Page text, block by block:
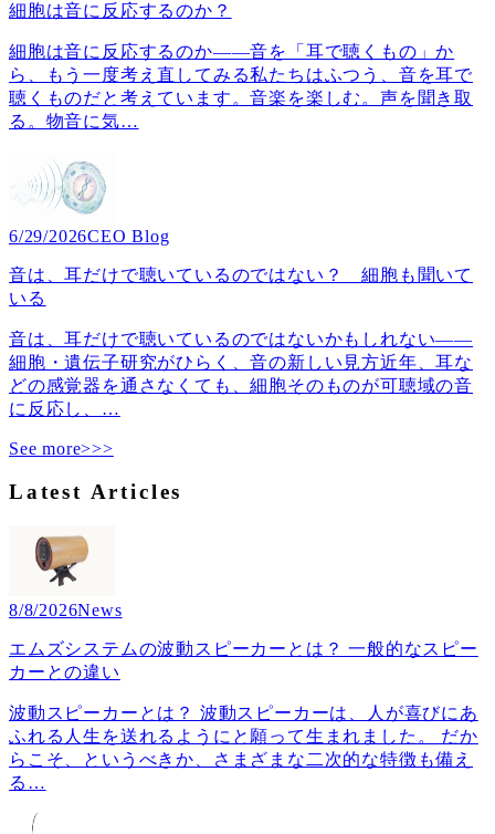
細胞は音に反応するのか？
細胞は音に反応するのか――音を「耳で聴くもの」か
ら、もう一度考え直してみる私たちはふつう、音を耳で
聴くものだと考えています。音楽を楽しむ。声を聞き取
る。物音に気…
6/29/2026CEO Blog
音は、耳だけで聴いているのではない？ 細胞も聞いて
いる
音は、耳だけで聴いているのではないかもしれない――
細胞・遺伝子研究がひらく、音の新しい見方近年、耳な
どの感覚器を通さなくても、細胞そのものが可聴域の音
に反応し、 …
See more>>>
Latest Articles
8/8/2026News
エムズシステムの波動スピーカーとは？ 一般的なスピー
カーとの違い
波動スピーカーとは？ 波動スピーカーは、人が喜びにあ
ふれる人生を送れるようにと願って生まれました。 だか
らこそ、というべきか、さまざまな二次的な特徴も備え
る …